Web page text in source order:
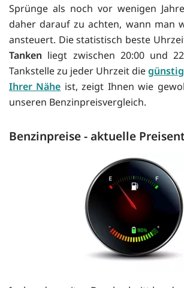
Sprünge als noch vor wenigen
daher darauf zu achten, wann man
ansteuert. Die statistisch beste
Tanken liegt zwischen 20:00 und
Tankstelle zu jeder Uhrzeit die
Ihrer Nähe ist, zeigt Ihnen wie
unseren Benzinpreisvergleich.
Benzinpreise - aktuelle